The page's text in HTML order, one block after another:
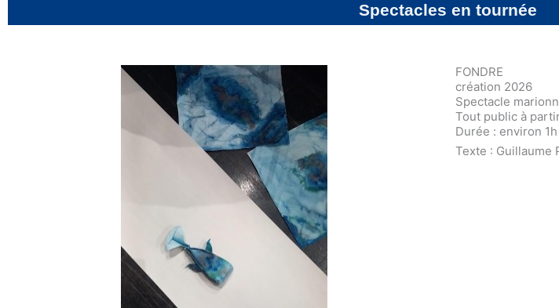
Spectacles en tournée
FONDRE
création 2026
Spectacle
Tout public à
Durée : environ 1h
Texte : Guillaume